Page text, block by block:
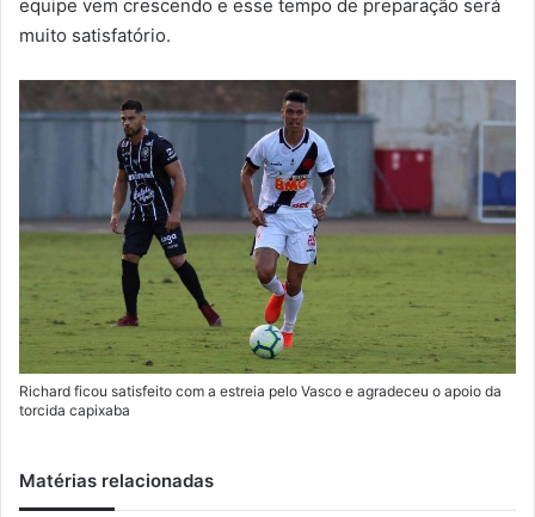
equipe vem crescendo e esse tempo de preparação será
muito satisfatório.
Richard ficou satisfeito com a estreia pelo Vasco e agradeceu o apoio da
torcida capixaba
Matérias relacionadas